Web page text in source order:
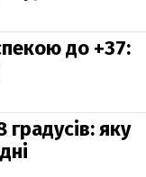
до +37:
яку